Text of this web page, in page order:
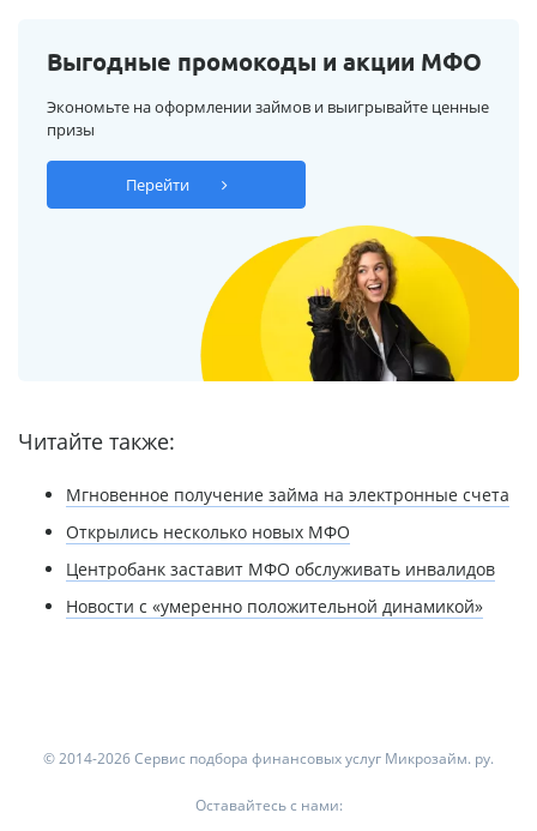
Выгодные промокоды и акции МФО
Экономьте на оформлении займов и выигрывайте ценные
призы
Перейти
Читайте также:
Мгновенное получение займа на электронные счета
Открылись несколько новых МФО
Центробанк заставит МФО обслуживать инвалидов
Новости с «умеренно положительной динамикой»
© 2014-2026 Сервис подбора финансовых услуг Микрозайм. ру.
Оставайтесь с нами: